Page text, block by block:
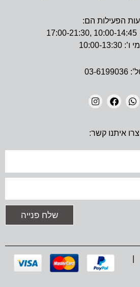
הפעילות הם:
10:00-13:30
6199036
H
A
P
P
A
C
O
K
N
S
R
A
צרו איתנו קשר:
שלח פנייה